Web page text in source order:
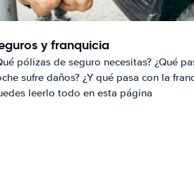
y franquicia
pólizas de seguro necesitas? ¿Qué
sufre daños? ¿Y qué pasa con la
leerlo todo en esta página